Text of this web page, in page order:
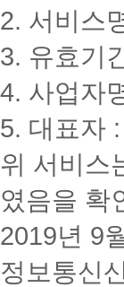
2. 서비스
3. 유효기
4. 사업자
5. 대표자
위 서비스
였음을 확
2019년 9
정보통신